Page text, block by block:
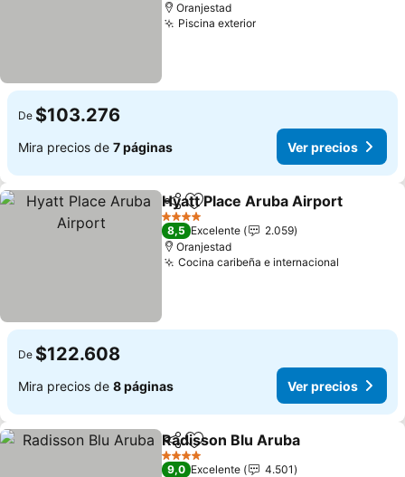
Oranjestad
Piscina exterior
De $103.276
Mira precios de 7 páginas Ver precios
CompartirAgregar a favoritos
Hyatt Place Aruba Airport
4 Estrellas
8,5 Excelente
2.059
Oranjestad
Cocina caribeña e internacional
De $122.608
Mira precios de 8 páginas Ver precios
CompartirAgregar a favoritos
Radisson Blu Aruba
4 Estrellas
9,0 Excelente
4.501